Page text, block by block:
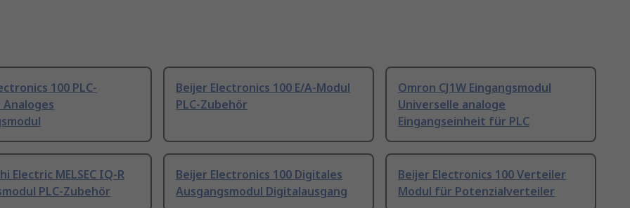
100 PLC-
Beijer Electronics 100 E/A-Modul
PLC-Zubehör
Omron CJ1W Eingangsmodul
Universelle analoge
Eingangseinheit für PLC
Electric MELSEC IQ-R
PLC-Zubehör
Beijer Electronics 100 Digitales
Ausgangsmodul Digitalausgang
Beijer Electronics 100 Verteiler
Modul für Potenzialverteiler